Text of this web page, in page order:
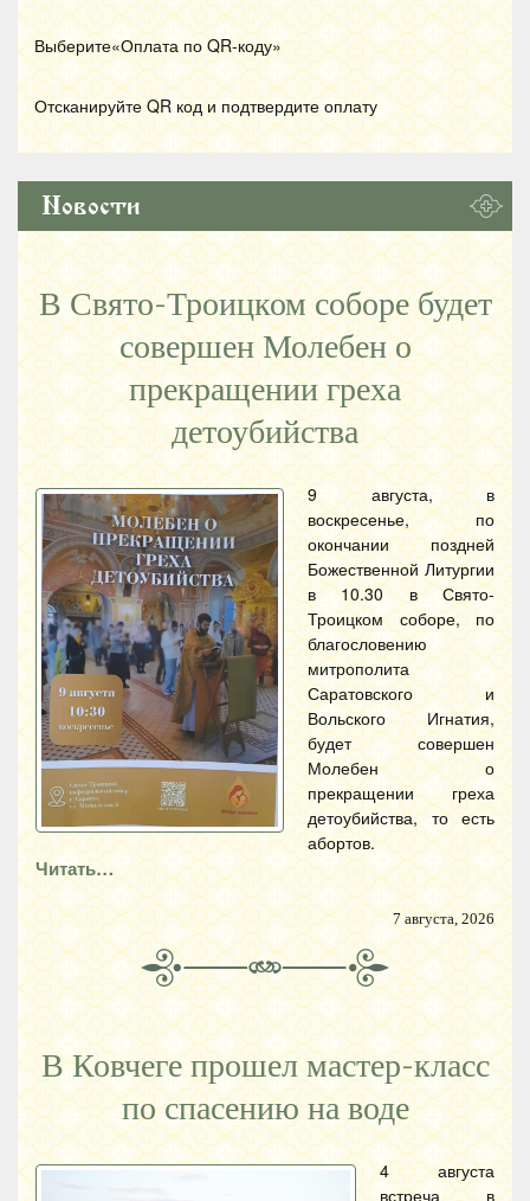
Выберите«Оплата по QR-коду»
Отсканируйте QR код и подтвердите оплату
Новости
В Свято-Троицком соборе будет
совершен Молебен о
прекращении греха
детоубийства
9 августа, в
воскресенье, по
окончании поздней
Божественной Литургии
в 10.30 в Свято-
Троицком соборе, по
благословению
митрополита
Саратовского и
Вольского Игнатия,
будет совершен
Молебен о
прекращении греха
детоубийства, то есть
абортов.
Читать…
7 августа, 2026
В Ковчеге прошел мастер-класс
по спасению на воде
4 августа
встреча в